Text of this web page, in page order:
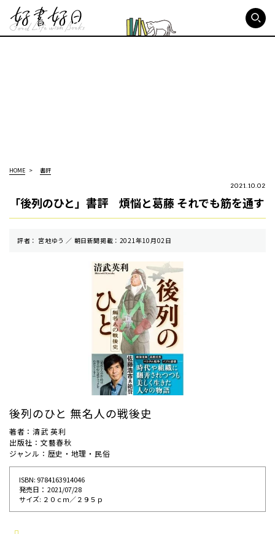
HOME 書評
2021.10.02
「後列のひと」書評 煩悩と葛藤 それでも筋を通す
評者： 宮地ゆう ／ 朝⽇新聞掲載：2021年10月02日
後列のひと 無名人の戦後史
著者：清武 英利
出版社：文藝春秋
ジャンル：歴史・地理・民俗
ISBN: 9784163914046
発売⽇： 2021/07/28
サイズ: ２０ｃｍ／２９５ｐ